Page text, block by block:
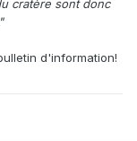
cratère sont donc
d'information!